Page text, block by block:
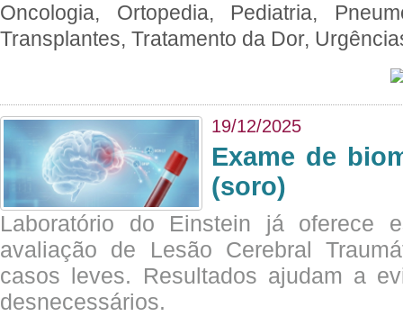
Oncologia, Ortopedia, Pediatria,
Transplantes, Tratamento da Dor,
19/12/2025
Exame de
(soro)
Laboratório do Einstein já oferece
avaliação de Lesão Cerebral
casos leves. Resultados ajudam a
desnecessários.